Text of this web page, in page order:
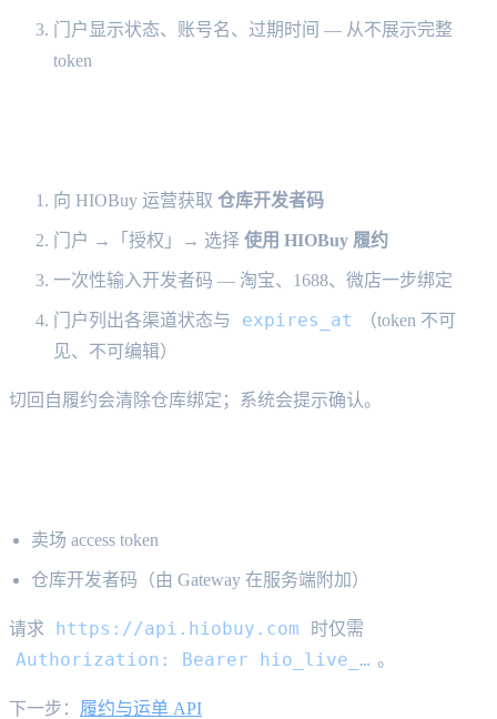
门户显示状态、账号名、过期时间 — 从不展示完整
token
向 HIOBuy 运营获取 仓库开发者码
门户 →「授权」→ 选择 使用 HIOBuy 履约
一次性输入开发者码 — 淘宝、1688、微店一步绑定
门户列出各渠道状态与 expires_at
（token 不可
见、不可编辑）
切回自履约会清除仓库绑定；系统会提示确认。
卖场 access token
仓库开发者码（由 Gateway 在服务端附加）
请求 https://api.hiobuy.com 时仅需
Authorization: Bearer hio_live_… 。
下一步： 履约与运单 API